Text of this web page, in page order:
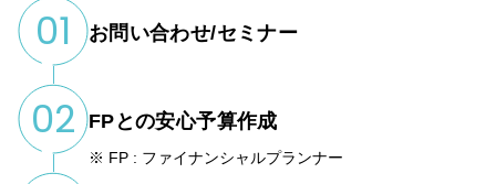
01 お問い合わせ/セミナー
02 FPとの安心予算作成
※ FP : ファイナンシャルプランナー